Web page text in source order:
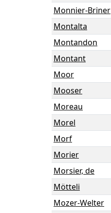
Monnier-Briner
Montalta
Montandon
Montant
Moor
Mooser
Moreau
Morel
Morf
Morier
Morsier, de
Mötteli
Mozer-Welter